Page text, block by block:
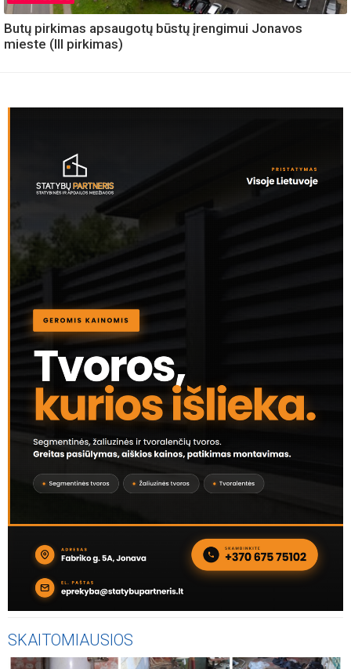
SKAITOMIAUSIOS
Butų pirkimas apsaugotų būstų įrengimui Jonavos
mieste (III pirkimas)